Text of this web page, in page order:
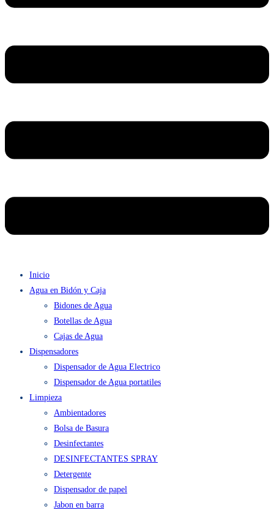
Inicio
Agua en Bidón y Caja
Bidones de Agua
Botellas de Agua
Cajas de Agua
Dispensadores
Dispensador de Agua Electrico
Dispensador de Agua portatiles
Limpieza
Ambientadores
Bolsa de Basura
Desinfectantes
DESINFECTANTES SPRAY
Detergente
Dispensador de papel
Jabon en barra